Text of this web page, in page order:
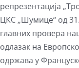
репрезентација
ЦКС „Шумице“ од 31.
главних провера
одлазак на
одржава у